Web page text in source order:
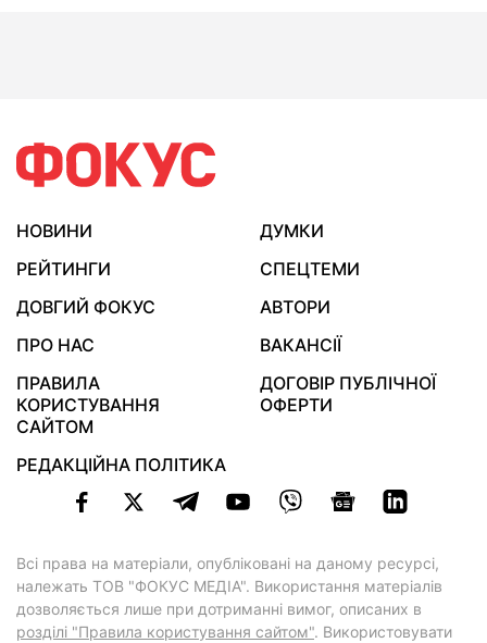
НОВИНИ
ДУМКИ
РЕЙТИНГИ
СПЕЦТЕМИ
ДОВГИЙ ФОКУС
АВТОРИ
ПРО НАС
ВАКАНСІЇ
ПРАВИЛА
КОРИСТУВАННЯ
САЙТОМ
ДОГОВІР ПУБЛІЧНОЇ
ОФЕРТИ
РЕДАКЦІЙНА ПОЛІТИКА
Всі права на матеріали, опубліковані на даному ресурсі,
належать ТОВ "ФОКУС МЕДІА". Використання матеріалів
дозволяється лише при дотриманні вимог, описаних в
розділі "Правила користування сайтом". Використовувати